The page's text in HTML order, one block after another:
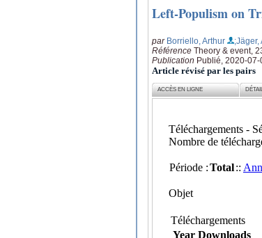
Left-Populism on
par Borriello, Arthur
;Jäger,
Référence Theory & event,
Publication Publié, 2020-07-
Article révisé par les pairs
ACCÈS EN LIGNE